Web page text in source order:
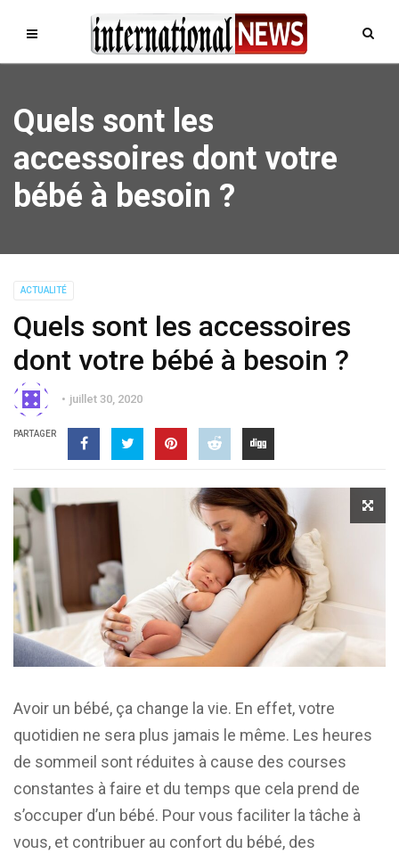
Quels sont les
accessoires dont votre
bébé à besoin ?
ACTUALITÉ
Quels sont les accessoires
dont votre bébé à besoin ?
juillet 30, 2020
PARTAGER
Avoir un bébé, ça change la vie. En effet, votre
quotidien ne sera plus jamais le même. Les heures
de sommeil sont réduites à cause des courses
constantes à faire et du temps que cela prend de
s’occuper d’un bébé. Pour vous faciliter la tâche à
vous, et contribuer au confort du bébé, des